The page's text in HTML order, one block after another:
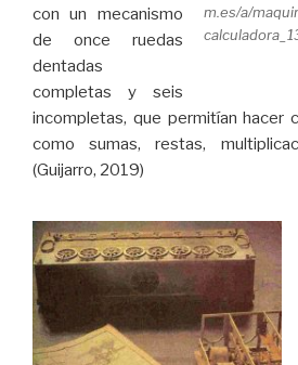
m.es/a/
con un mecanismo
de once ruedas
dentadas
completas y seis
incompletas, que permitían hacer
como sumas, restas,
(Guijarro, 2019)